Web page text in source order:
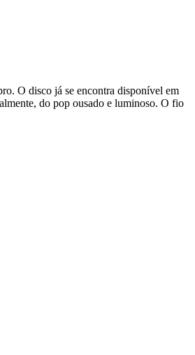
O disco já se encontra disponível em
do pop ousado e luminoso. O fio